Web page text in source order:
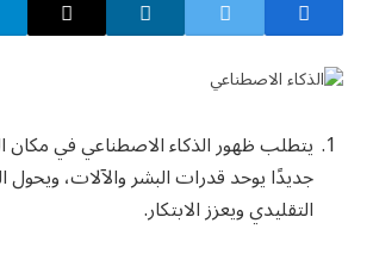
يتطلب ظهور الذكاء الاصطناعي في مكان
جديدًا يوحد قدرات ‏البشر والآلات،
التقليدي ويعزز الابتكار.‏